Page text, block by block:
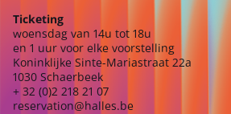
Ticketing
woensdag van 14u tot 18u
en 1 uur voor elke voorstelling
Koninklijke Sinte-Mariastraat 22a
1030 Schaerbeek
+ 32 (0)2 218 21 07
reservation@halles.be